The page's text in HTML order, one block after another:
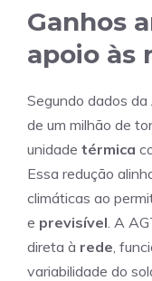
Ganhos
apoio às
Segundo dados da
de um milhão de
unidade térmica
Essa redução
climáticas ao
e previsível . A
direta à rede ,
variabilidade do